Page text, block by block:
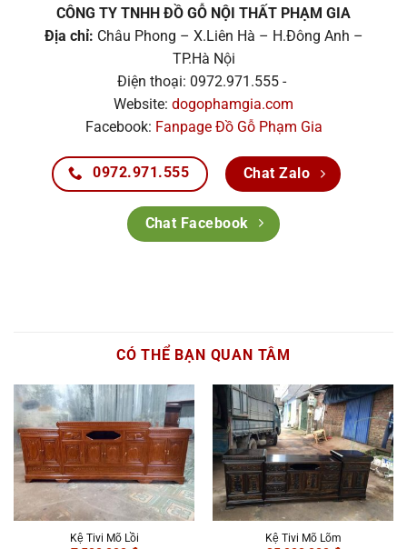
CÔNG TY TNHH ĐỒ GỖ NỘI THẤT PHẠM GIA
Địa chỉ: Châu Phong – X.Liên Hà – H.Đông Anh –
TP.Hà Nội
Điện thoại: 0972.971.555 -
Website: dogophamgia.com
Facebook: Fanpage Đồ Gỗ Phạm Gia
0972.971.555 Chat Zalo
Chat Facebook
CÓ THỂ BẠN QUAN TÂM
Kệ Tivi Mõ Lồi Kệ Tivi Mõ Lõm